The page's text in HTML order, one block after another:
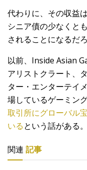
代わりに、その収益
シニア債の少なくと
されることになるだろ
以前、Inside Asian
アリストクラート、
ター・エンターテイ
場しているゲーミン
取引所にグローバル
いるという話がある。
関連 記事